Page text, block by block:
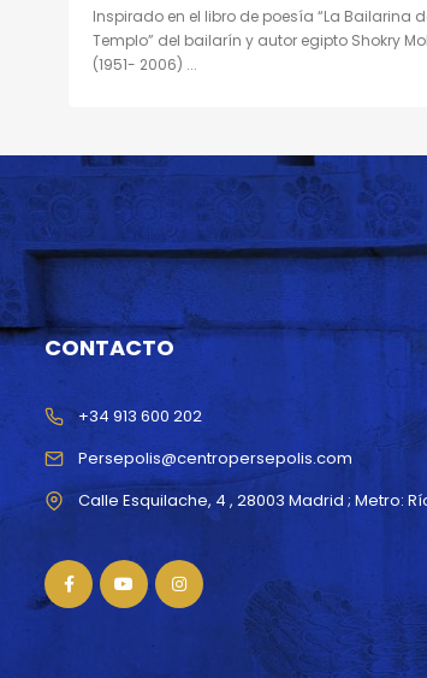
Inspirado en el libro de poesía “La Bailarina
Templo” del bailarín y autor egipto Shokry
(1951- 2006) ...
CONTACTO
Persepolis@centropersepolis.com
+34 913 600 202